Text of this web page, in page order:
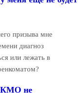
призыва мне
диагноз
или лежать в
КМО не